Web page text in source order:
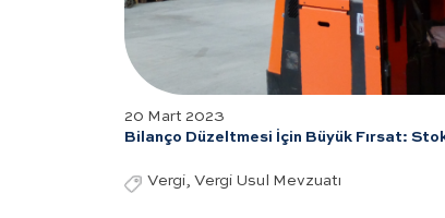
20 Mart 2023
Bilanço Düzeltmesi İçin Büyük Fırsat:
Vergi, Vergi Usul Mevzuatı